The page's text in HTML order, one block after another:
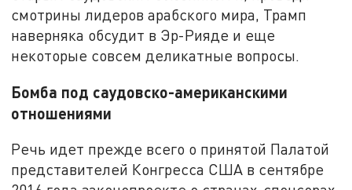
смотрины лидеров арабского мира, Трамп
наверняка обсудит в Эр-Рияде и еще
некоторые совсем деликатные вопросы.
Бомба под саудовско-американскими
отношениями
Речь идет прежде всего о принятой Палатой
представителей Конгресса США в сентябре